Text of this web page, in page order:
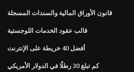
قانون الأوراق المالية والسندات المسجلة
قالب عقود الخدمات اللوجستية
أفضل 40 خريطة على الإنترنت
كم تبلغ 30 رطلًا في الدولار الأمريكي